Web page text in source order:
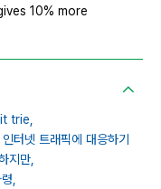
10% more
trie,
넷 트래픽에 대응하기
지만,
,